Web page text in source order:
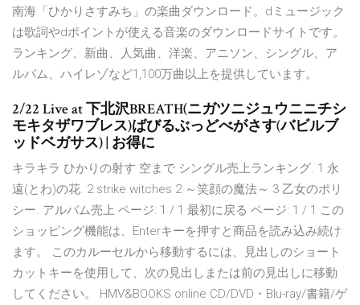
南海「ひかりさすみち」の楽曲ダウンロード。dミュージック
は歌詞やdポイントが使える音楽のダウンロードサイトです。
ランキング、新曲、人気曲、洋楽、アニソン、シングル、ア
ルバム、ハイレゾなど1,100万曲以上を提供しています。
2/22 Live at 下北沢BREATH(ニガツニジュウニニチシ
モキタザワブレス)ばびるぶっどべがさす(バビルブ
ッドベガサス) | お得に
キラキラ ひかりの射す 空まで シングル売上ランキング. 1 永
遠(とわ)の花. 2 strike witches 2 ～笑顔の魔法～ 3 乙女のポリ
シー. アルバム売上 ページ: 1 / 1 最初に戻る ページ: 1 / 1 この
ショッピング機能は、Enterキーを押すと商品を読み込み続け
ます。 このカルーセルから移動するには、見出しのショート
カットキーを使用して、次の見出しまたは前の見出しに移動
してください。 HMV&BOOKS online CD/DVD・Blu-ray/書籍/ゲ